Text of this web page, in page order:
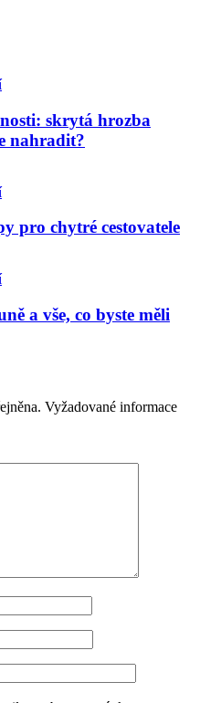
skrytá hrozba
nahradit?
pro chytré cestovatele
a vše, co byste měli
Vyžadované informace